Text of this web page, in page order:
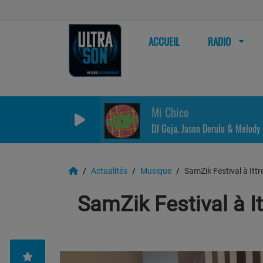
ACCUEIL RADIO
Mi Chico
DJ Goja, Jason Derulo & Melody
Actualités Musique SamZik Festival à
SamZik Festival à